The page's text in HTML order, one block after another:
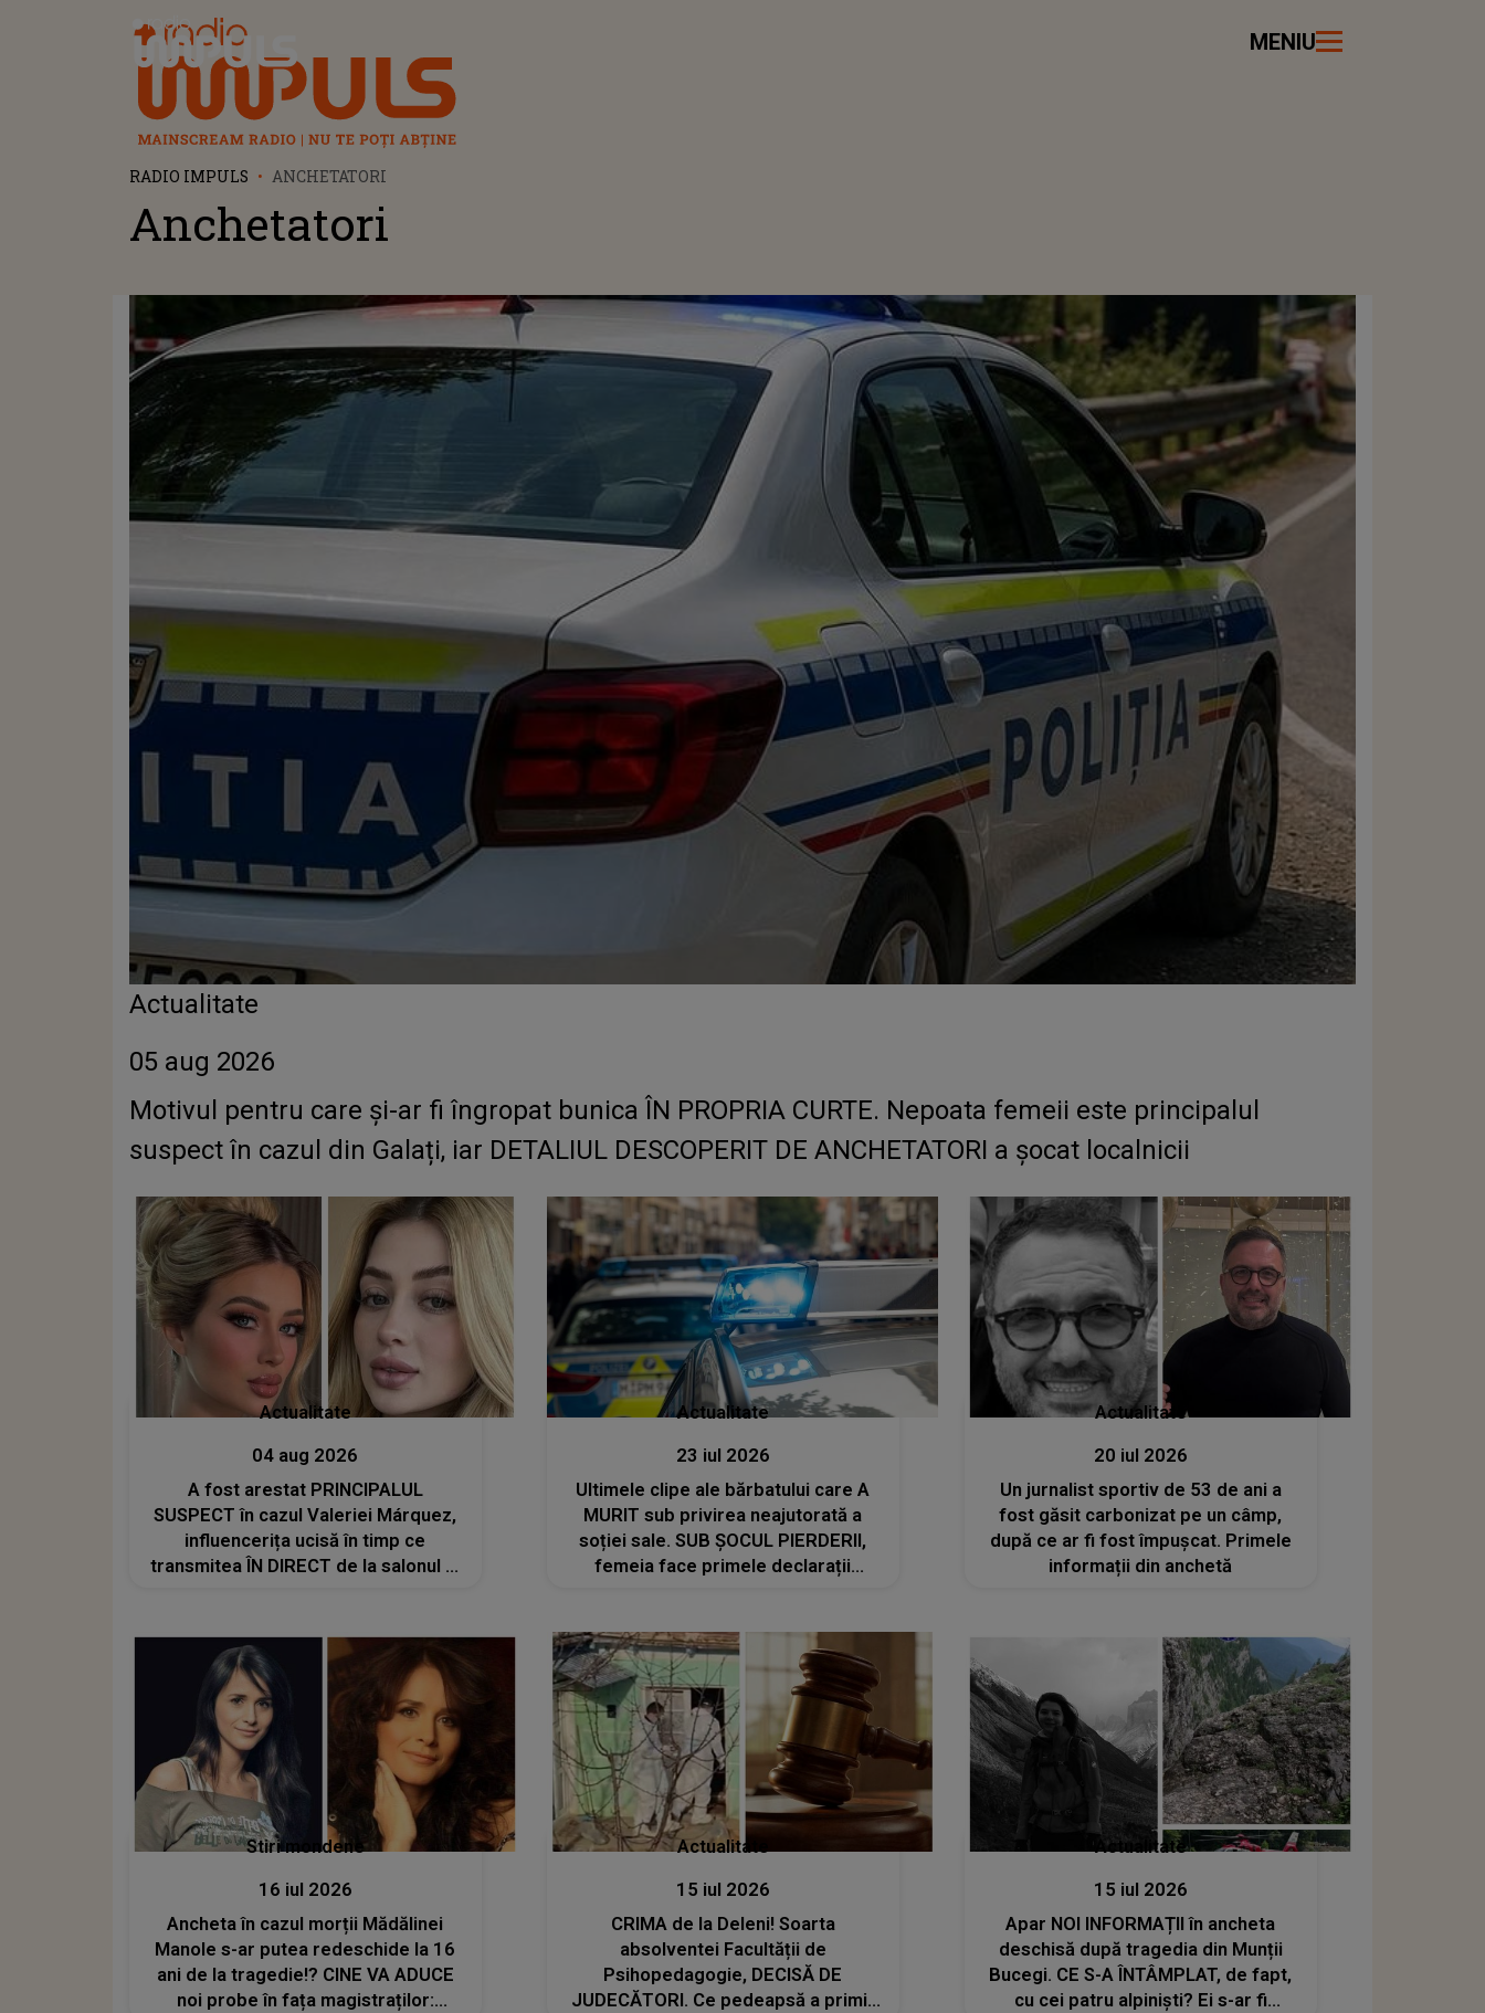
Radio Impuls MENIU
RADIO IMPULS ANCHETATORI
Anchetatori
Actualitate
05 aug 2026
Motivul pentru care și-ar fi îngropat bunica ÎN PROPRIA CURTE. Nepoata femeii este principalul
suspect în cazul din Galați, iar DETALIUL DESCOPERIT DE ANCHETATORI a șocat localnicii
Actualitate
04 aug 2026
A fost arestat PRINCIPALUL
SUSPECT în cazul Valeriei Márquez,
influencerița ucisă în timp ce
transmitea ÎN DIRECT de la salonul ei
despre cine este vorba: "A
amenințat-o în..."
Actualitate
23 iul 2026
Ultimele clipe ale bărbatului care A
MURIT sub privirea neajutorată a
soției sale. SUB ȘOCUL PIERDERII,
femeia face primele declarații
zi tragică pe plajă
Actualitate
20 iul 2026
Un jurnalist sportiv de 53 de ani a
fost găsit carbonizat pe un câmp,
după ce ar fi fost împușcat. Primele
informații din anchetă
Stiri mondene
16 iul 2026
Ancheta în cazul morții Mădălinei
Manole s-ar putea redeschide la 16
ani de la tragedie!? CINE VA ADUCE
noi probe în fața magistraților:
Actualitate
15 iul 2026
CRIMA de la Deleni! Soarta
absolventei Facultății de
Psihopedagogie, DECISĂ DE
JUDECĂTORI. Ce pedeapsă a primit
Actualitate
15 iul 2026
Apar NOI INFORMAȚII în ancheta
deschisă după tragedia din Munții
Bucegi. CE S-A ÎNTÂMPLAT, de fapt,
cu cei patru alpiniști? Ei s-ar fi